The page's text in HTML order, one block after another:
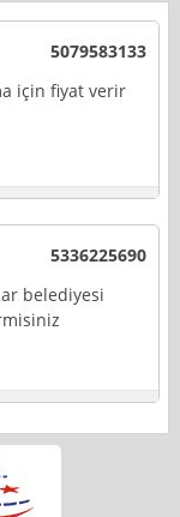
5079583133
için fiyat verir
5336225690
belediyesi